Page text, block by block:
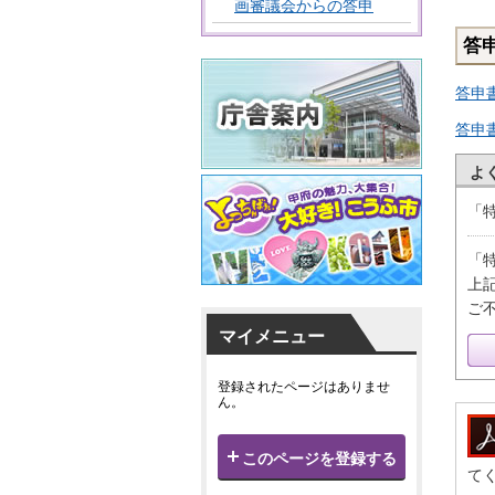
画審議会からの答申
マイメニュー
登録されたページはありませ
ん。
このページを登録する
答
答申
答申
よ
「
「
上
ご
て